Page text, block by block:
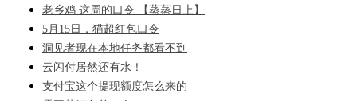
老乡鸡 这周的口令 【蒸蒸日上】
5月15日，猫超红包口令
洞见者现在本地任务都看不到
云闪付居然还有水！
支付宝这个提现额度怎么来的